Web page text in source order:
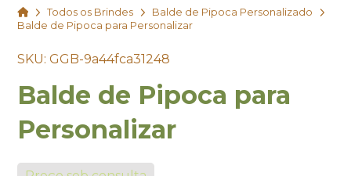
HomeTodos os Brindes
Balde de Pipoca Personalizado
Balde de Pipoca para Personalizar
SKU: GGB-9a44fca31248
Balde de Pipoca para
Personalizar